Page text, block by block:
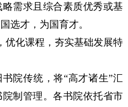
需求且综合素质优秀或基
选才，为国育才。
优化课程，夯实基础发展特
院传统，将“高才诸生”汇
制管理。各书院依托省市